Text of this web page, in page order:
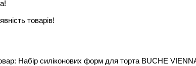
товарів!
Набір силіконових форм для торта BUCHE